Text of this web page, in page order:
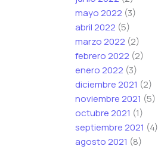
mayo 2022 (3)
abril 2022 (5)
marzo 2022 (2)
febrero 2022 (2)
enero 2022 (3)
diciembre 2021 (2)
noviembre 2021 (5)
octubre 2021 (1)
septiembre 2021 (4)
agosto 2021 (8)